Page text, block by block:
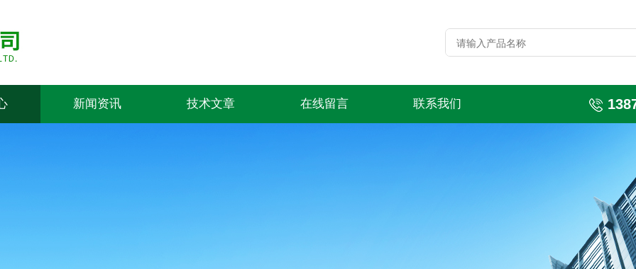
新闻资讯 技术文章 在线留言 联系我们